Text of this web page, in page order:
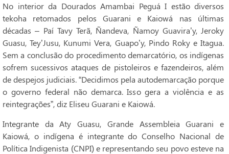
No interior da Dourados Amambai Peguá I estão diversos
tekoha retomados pelos Guarani e Kaiowá nas últimas
décadas – Paí Tavy Terã, Ñandeva, Ñamoy Guavira’y, Jeroky
Guasu, Tey’Jusu, Kunumi Vera, Guapo’y, Pindo Roky e Itagua.
Sem a conclusão do procedimento demarcatório, os indígenas
sofrem sucessivos ataques de pistoleiros e fazendeiros, além
de despejos judiciais. “Decidimos pela autodemarcação porque
o governo federal não demarca. Isso gera a violência e as
reintegrações”, diz Eliseu Guarani e Kaiowá.
Integrante da Aty Guasu, Grande Assembleia Guarani e
Kaiowá, o indígena é integrante do Conselho Nacional de
Política Indigenista (CNPI) e representando seu povo esteve na